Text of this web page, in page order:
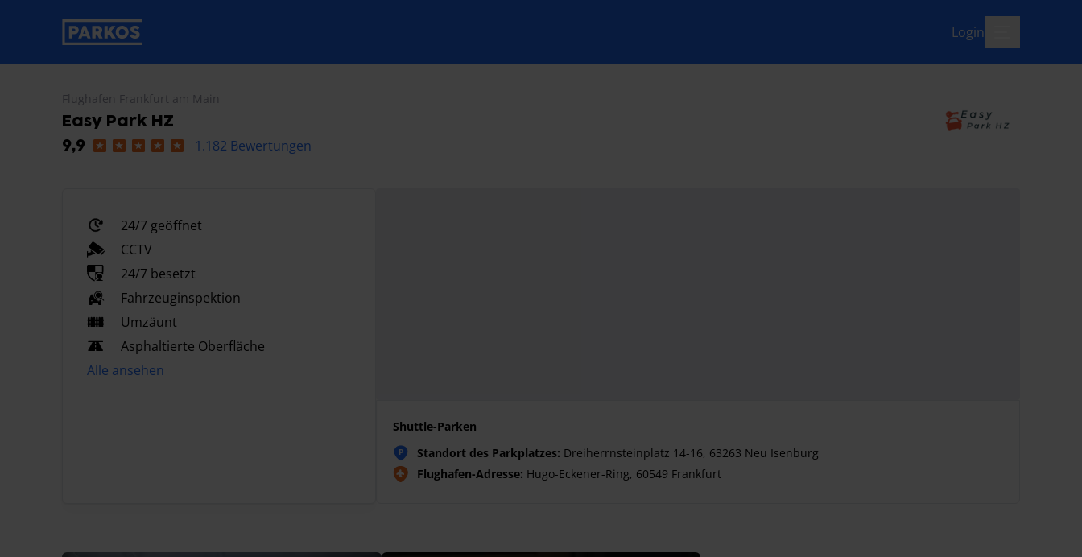
beschriftung-für-primäre-navigation Login
Flughafen Frankfurt am Main
Easy Park HZ
9,9
1.182 Bewertungen
24/7 geöffnet
CCTV
24/7 besetzt
Fahrzeuginspektion
Umzäunt
Asphaltierte Oberfläche
Alle ansehen
Shuttle-Parken
P Standort des Parkplatzes: Dreiherrnsteinplatz 14-16, 63263 Neu Isenburg
Flughafen-Adresse: Hugo-Eckener-Ring, 60549 Frankfurt